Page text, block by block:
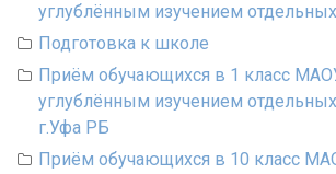
углублённым изучением
Подготовка к школе
Приём обучающихся в 1 класс
углублённым изучением
г.Уфа РБ
Приём обучающихся в 10 класс